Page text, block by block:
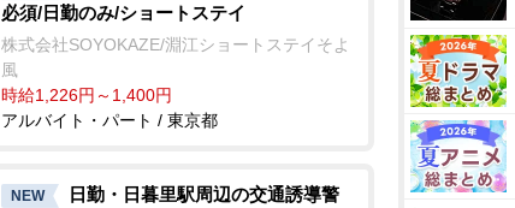
必須/日勤のみ/ショートステイ
株式会社SOYOKAZE/淵江ショートステイそよ
風
時給1,226円～1,400円
アルバイト・パート / 東京都
NEW
日勤・日暮里駅周辺の交通誘導警